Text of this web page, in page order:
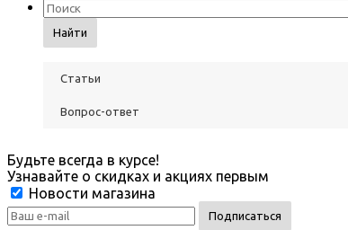
Найти
Статьи
Вопрос-ответ
Будьте всегда в курсе!
Узнавайте о скидках и акциях первым
Новости магазина